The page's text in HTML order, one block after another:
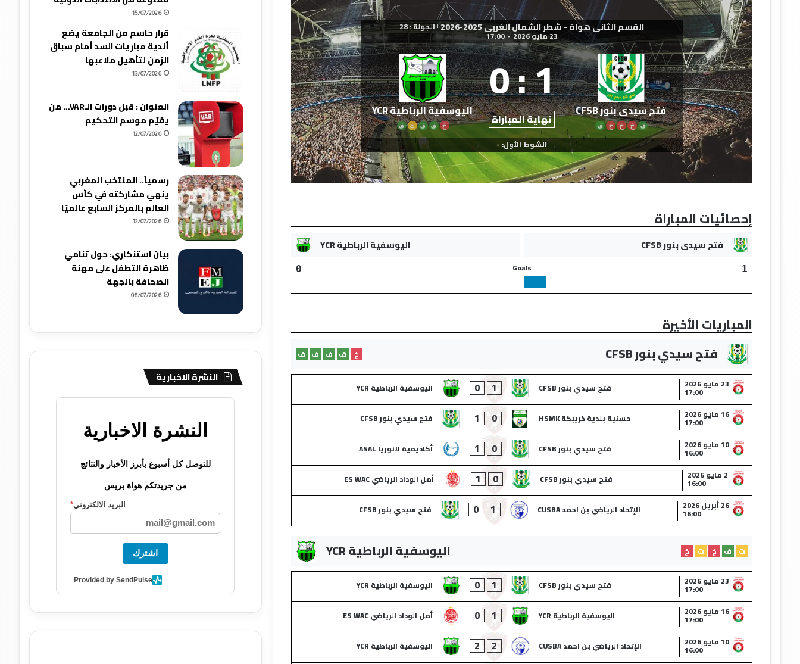
القسم الثاني هواة - شطر الشمال الغربي 2025-2026 | الجولة : 28
23 مايو 2026 -
17:00
فتح سيدي بنور CFSB
ف خ خ خ ف
1
:
0
نهاية المباراة اليوسفية الرباطية YCR
خ ف ف ت ف
الشوط الأول: -
إحصائيات المباراة
فتح سيدي بنور CFSB اليوسفية الرباطية YCR
1
Goals
0
المباريات الأخيرة
فتح سيدي بنور CFSB
خ ف ف ف ف
23 مايو 2026
17:00 فتح سيدي بنور CFSB 1
0
اليوسفية الرباطية YCR
16 مايو 2026
17:00 حسنية بلدية خريبكة HSMK 0
1
فتح سيدي بنور CFSB
10 مايو 2026
16:00 فتح سيدي بنور CFSB 0
1
أكاديمية لانوريا ASAL
2 مايو 2026
16:00 فتح سيدي بنور CFSB 0
1
أمل الوداد الرياضي ES WAC
26 أبريل 2026
16:00 الإتحاد الرياضي بن احمد CUSBA 1
0 فتح سيدي بنور CFSB
اليوسفية الرباطية YCR ت ف خ ت خ
23 مايو 2026
17:00 فتح سيدي بنور CFSB 1
0
اليوسفية الرباطية YCR
16 مايو 2026
17:00 اليوسفية الرباطية YCR 1
0
أمل الوداد الرياضي ES WAC
10 مايو 2026
16:00 الإتحاد الرياضي بن احمد CUSBA 2
2
اليوسفية الرباطية YCR
15/07/2026
قرار حاسم من الجامعة يضع
أندية مباريات السد أمام سباق
الزمن لتأهيل ملاعبها
13/07/2026
العنوان : قبل دورات الـVAR… من
يقيّم موسم التحكيم
12/07/2026
رسمياً.. المنتخب المغربي
ينهي مشاركته في كأس
العالم بالمركز السابع عالميًا
12/07/2026
بيان استنكاري: حول تنامي
ظاهرة التطفل على مهنة
الصحافة بالجهة
08/07/2026
النشرة الاخبارية
النشرة الاخبارية
للتوصل كل أسبوع بأبرز الأخبار والنتائج
من جريدتكم هواة بريس
البريد الالكتروني*
اشترك
Provided by SendPulse